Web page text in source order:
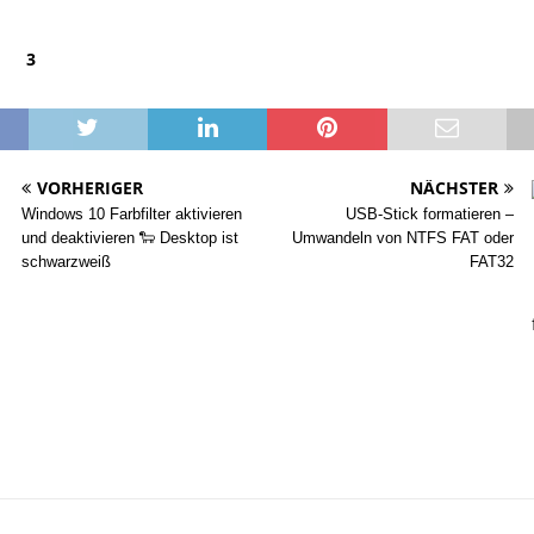
3
VORHERIGER
Windows 10 Farbfilter aktivieren
und deaktivieren 🐑 Desktop ist
schwarzweiß
NÄCHSTER
USB-Stick formatieren –
Umwandeln von NTFS FAT oder
FAT32